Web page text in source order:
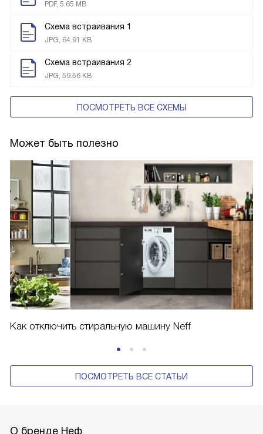
PDF, 5.65 MB
Схема встраивания 1
JPG, 64.91 KB
Схема встраивания 2
JPG, 59.56 KB
ПОСМОТРЕТЬ ВСЕ СХЕМЫ
Может быть полезно
Как отключить стиральную машину Neff
ПОСМОТРЕТЬ ВСЕ СТАТЬИ
О бренде Неф